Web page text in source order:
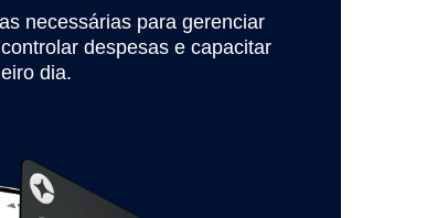
necessárias para gerenciar
despesas e capacitar
dia.